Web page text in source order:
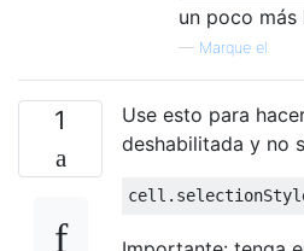
un poco más
— Marque el
1 Use esto para
deshabilitada y no
cell .